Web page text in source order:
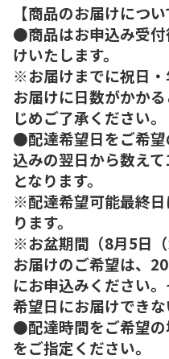
【商品のお届けについ
●商品はお申込み受
けいたします。
※お届けまでに祝日・
お届けに日数がかか
じめご了承ください。
●配達希望日をご希望
込みの翌日から数え
となります。
※配達希望可能最終
ります。
※お盆期間（8月5日
お届けのご希望は、
にお申込みください
希望日にお届けできな
●配達時間をご希望
をご指定ください。